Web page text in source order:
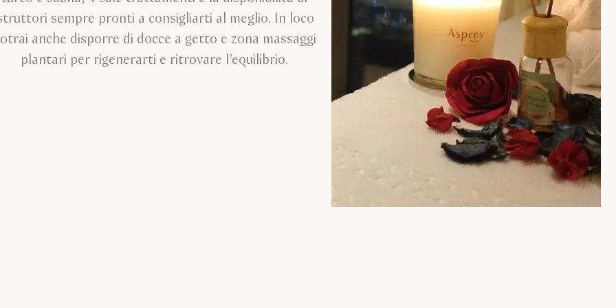
sempre pronti a consigliarti al meglio. In loco
anche disporre di docce a getto e zona massaggi
plantari per rigenerarti e ritrovare l’equilibrio.